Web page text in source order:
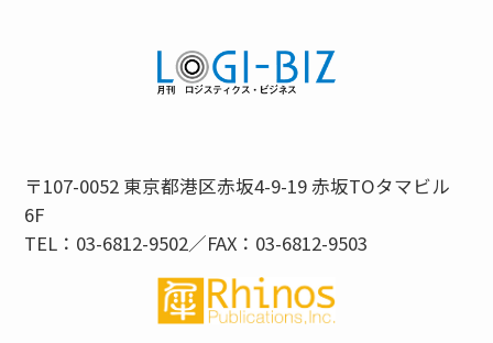
〒107-0052 東京都港区赤坂4-9-19 赤坂TOタマビル
6F
TEL：03-6812-9502／FAX：03-6812-9503